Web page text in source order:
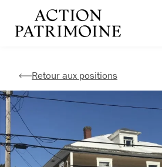
contenu
Retour aux positions